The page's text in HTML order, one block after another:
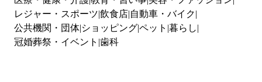
レジャー・スポーツ 飲食店 自動車・バイク
公共機関・団体 ショッピングペット 暮らし
冠婚葬祭・イベント 歯科